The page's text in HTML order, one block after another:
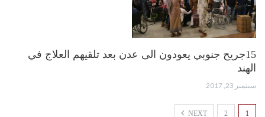
15جريح جنوبي يعودون الى عدن بعد تلقيهم العلاج في
الهند
سبتمبر 23, 2017
1
2
NEXT